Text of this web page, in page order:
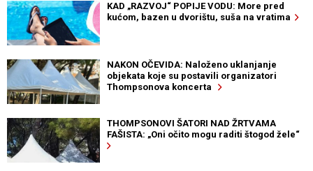
KAD „RAZVOJ“ POPIJE VODU: More pred
kućom, bazen u dvorištu, suša na vratima
NAKON OČEVIDA: Naloženo uklanjanje
objekata koje su postavili organizatori
Thompsonova koncerta
THOMPSONOVI ŠATORI NAD ŽRTVAMA
FAŠISTA: „Oni očito mogu raditi štogod žele“